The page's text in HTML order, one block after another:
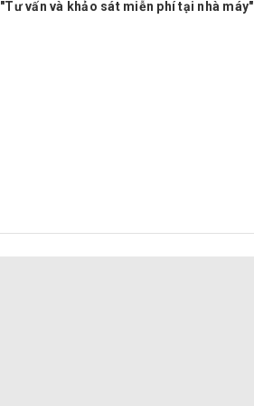
"Tư vấn và khảo sát miễn phí tại nhà máy"